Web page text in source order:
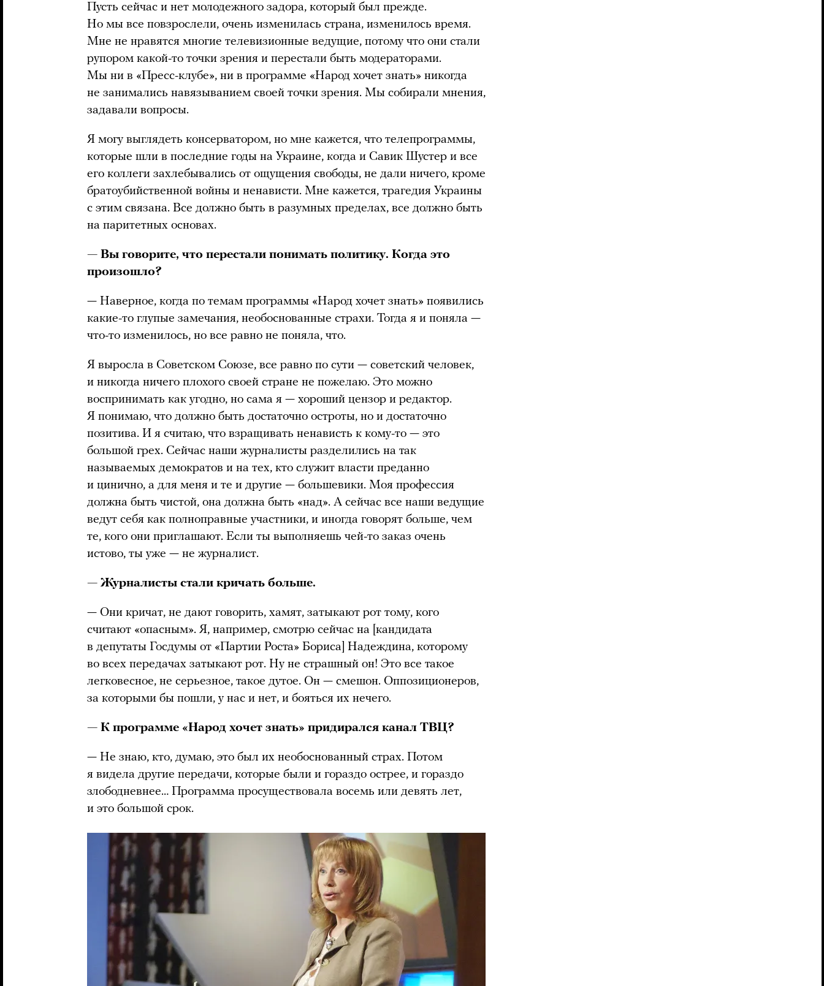
Пусть сейчас и нет молодежного задора, который был прежде.
Но мы все повзрослели, очень изменилась страна, изменилось время.
Мне не нравятся многие телевизионные ведущие, потому что они стали
рупором какой-то точки зрения и перестали быть модераторами.
Мы ни в «Пресс-клубе», ни в программе «Народ хочет знать» никогда
не занимались навязыванием своей точки зрения. Мы собирали мнения,
задавали вопросы.
Я могу выглядеть консерватором, но мне кажется, что телепрограммы,
которые шли в последние годы на Украине, когда и Савик Шустер и все
его коллеги захлебывались от ощущения свободы, не дали ничего, кроме
братоубийственной войны и ненависти. Мне кажется, трагедия Украины
с этим связана. Все должно быть в разумных пределах, все должно быть
на паритетных основах.
— Вы говорите, что перестали понимать политику. Когда это
произошло?
— Наверное, когда по темам программы «Народ хочет знать» появились
какие-то глупые замечания, необоснованные страхи. Тогда я и поняла —
что-то изменилось, но все равно не поняла, что.
Я выросла в Советском Союзе, все равно по сути — советский человек,
и никогда ничего плохого своей стране не пожелаю. Это можно
воспринимать как угодно, но сама я — хороший цензор и редактор.
Я понимаю, что должно быть достаточно остроты, но и достаточно
позитива. И я считаю, что взращивать ненависть к кому-то — это
большой грех. Сейчас наши журналисты разделились на так
называемых демократов и на тех, кто служит власти преданно
и цинично, а для меня и те и другие — большевики. Моя профессия
должна быть чистой, она должна быть «над». А сейчас все наши ведущие
ведут себя как полноправные участники, и иногда говорят больше, чем
те, кого они приглашают. Если ты выполняешь чей-то заказ очень
истово, ты уже — не журналист.
— Журналисты стали кричать больше.
— Они кричат, не дают говорить, хамят, затыкают рот тому, кого
считают «опасным». Я, например, смотрю сейчас на [кандидата
в депутаты Госдумы от «Партии Роста» Бориса] Надеждина, которому
во всех передачах затыкают рот. Ну не страшный он! Это все такое
легковесное, не серьезное, такое дутое. Он — смешон. Оппозиционеров,
за которыми бы пошли, у нас и нет, и бояться их нечего.
— К программе «Народ хочет знать» придирался канал ТВЦ?
— Не знаю, кто, думаю, это был их необоснованный страх. Потом
я видела другие передачи, которые были и гораздо острее, и гораздо
злободневнее… Программа просуществовала восемь или девять лет,
и это большой срок.